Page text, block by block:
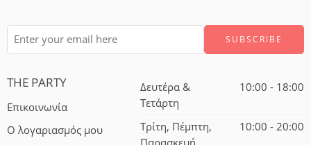
THE PARTY
Επικοινωνία
Ο λογαριασμός μου
Δευτέρα &
Τετάρτη
10:00 - 18:00
Τρίτη, Πέμπτη,
10:00 - 20:00